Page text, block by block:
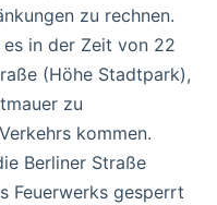
zu rechnen.
in der Zeit von 22
(Höhe Stadtpark),
zu
kommen.
Berliner Straße
Feuerwerks gesperrt